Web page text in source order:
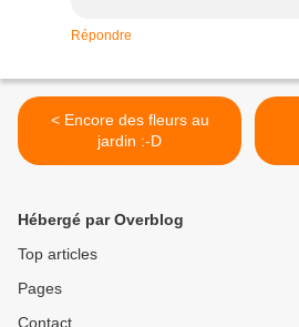
Répondre
< Encore des fleurs au
jardin :-D
Hébergé par Overblog
Top articles
Pages
Contact